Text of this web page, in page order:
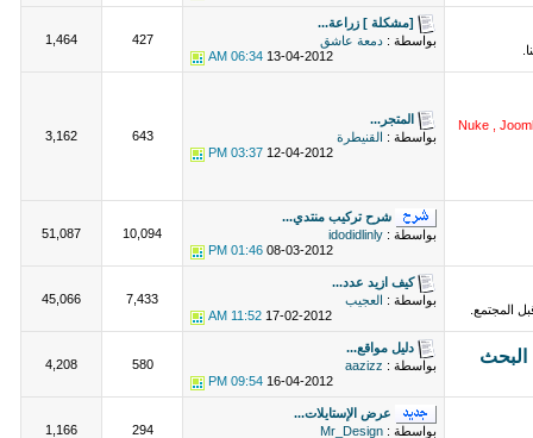
[مشكلة ] زراعة...
بواسطة : دمعة عاشق
13-04-2012
06:34 AM
427
1,464
Nuke ,
المتجر...
بواسطة :
القنيطرة
12-04-2012
03:37 PM
643
3,162
شرح تركيب منتدي...
بواسطة : idodidlinly
08-03-2012
01:46 PM
10,094
51,087
المجتمع.
كيف ازيد عدد...
بواسطة :
العجيب
17-02-2012
11:52 AM
7,433
45,066
دليل مواقع...
بواسطة : aazizz
16-04-2012
09:54 PM
580
4,208
عرض الإستايلات...
بواسطة : Mr_Design
294
1,166